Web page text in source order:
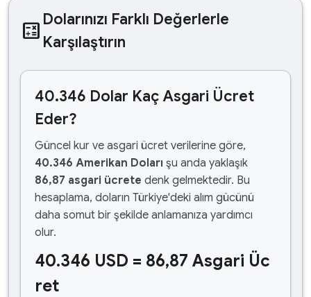
calculate Dolarınızı Farklı Değerlerle
Karşılaştırın
40.346 Dolar Kaç Asgari Ücret
Eder?
Güncel kur ve asgari ücret verilerine göre,
40.346 Amerikan Doları şu anda yaklaşık
86,87 asgari ücrete denk gelmektedir. Bu
hesaplama, doların Türkiye'deki alım gücünü
daha somut bir şekilde anlamanıza yardımcı
olur.
40.346 USD = 86,87 Asgari Üc
ret